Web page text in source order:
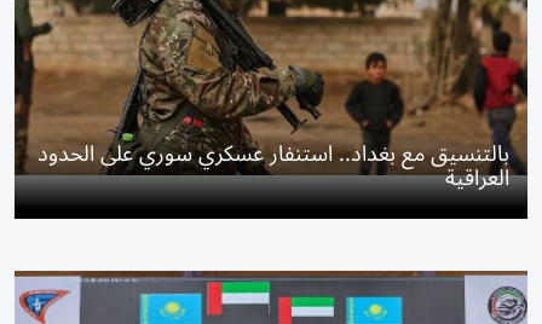
بالتنسيق مع بغداد.. استنفار عسكري سوري على الحدود
العراقية